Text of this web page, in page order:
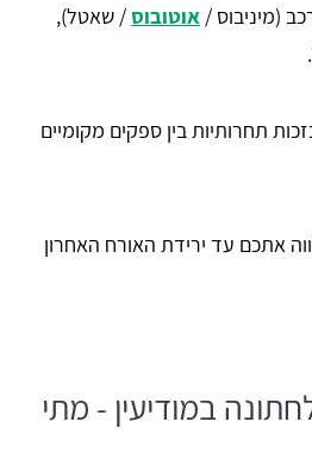
(מיניבוס / אוטובוס/ שאטל),
תחרותיות בין ספקים מקומיים
אתכם עד ירידת האורח האחרון
במודיעין - מתי